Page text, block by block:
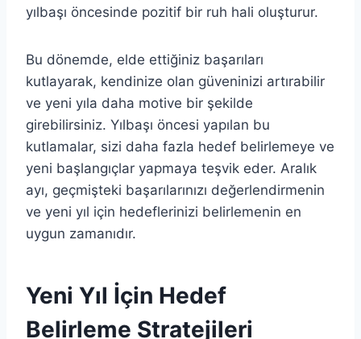
yılbaşı öncesinde pozitif bir ruh hali oluşturur.
Bu dönemde, elde ettiğiniz başarıları
kutlayarak, kendinize olan güveninizi artırabilir
ve yeni yıla daha motive bir şekilde
girebilirsiniz. Yılbaşı öncesi yapılan bu
kutlamalar, sizi daha fazla hedef belirlemeye ve
yeni başlangıçlar yapmaya teşvik eder. Aralık
ayı, geçmişteki başarılarınızı değerlendirmenin
ve yeni yıl için hedeflerinizi belirlemenin en
uygun zamanıdır.
Yeni Yıl İçin Hedef
Belirleme Stratejileri